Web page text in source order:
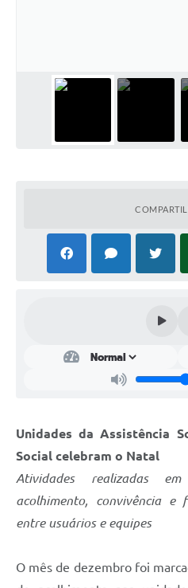
Audiências Públicas
Contato
Unidades da Assistência
Social celebram o Natal
Atividades realizadas em
acolhimento, convivência e
entre usuários e equipes
O mês de dezembro foi